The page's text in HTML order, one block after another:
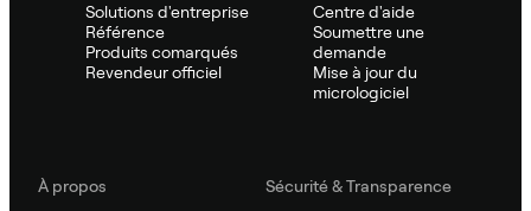
Solutions d'entreprise
Référence
Produits comarqués
Revendeur officiel
Centre d'aide
Soumettre une
demande
Mise à jour du
micrologiciel
À propos
Sécurité & Transparence